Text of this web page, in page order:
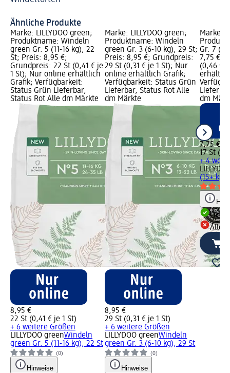
Ähnliche Produkte
Marke: LILLYDOO green;
Produktname: Windeln
green Gr. 5 (11-16 kg), 22
St; Preis: 8,95 €;
Grundpreis: 22 St (0,41 € je
1 St); Nur online erhältlich
Grafik; Verfügbarkeit:
Status Grün Lieferbar,
Status Rot Alle dm Märkte
8,95 €
22 St (0,41 € je 1 St)
+ 6 weitere Größen
LILLYDOO greenWindeln
green Gr. 5 (11-16 kg), 22 St
(0)
Hinweise
Marke: LILLYDOO green;
Produktname: Windeln
green Gr. 3 (6-10 kg), 29 St;
Preis: 8,95 €; Grundpreis:
29 St (0,31 € je 1 St); Nur
online erhältlich Grafik;
Verfügbarkeit: Status Grün
Lieferbar, Status Rot Alle
dm Märkte
8,95 €
29 St (0,31 € je 1 St)
+ 6 weitere Größen
LILLYDOO greenWindeln
green Gr. 3 (6-10 kg), 29 St
(0)
Hinweise
Marke:
Gr. 7
7,75 €;
(0,46 €
dm
7,75 €
17 St
+ 4
(15+ kg),
Alle